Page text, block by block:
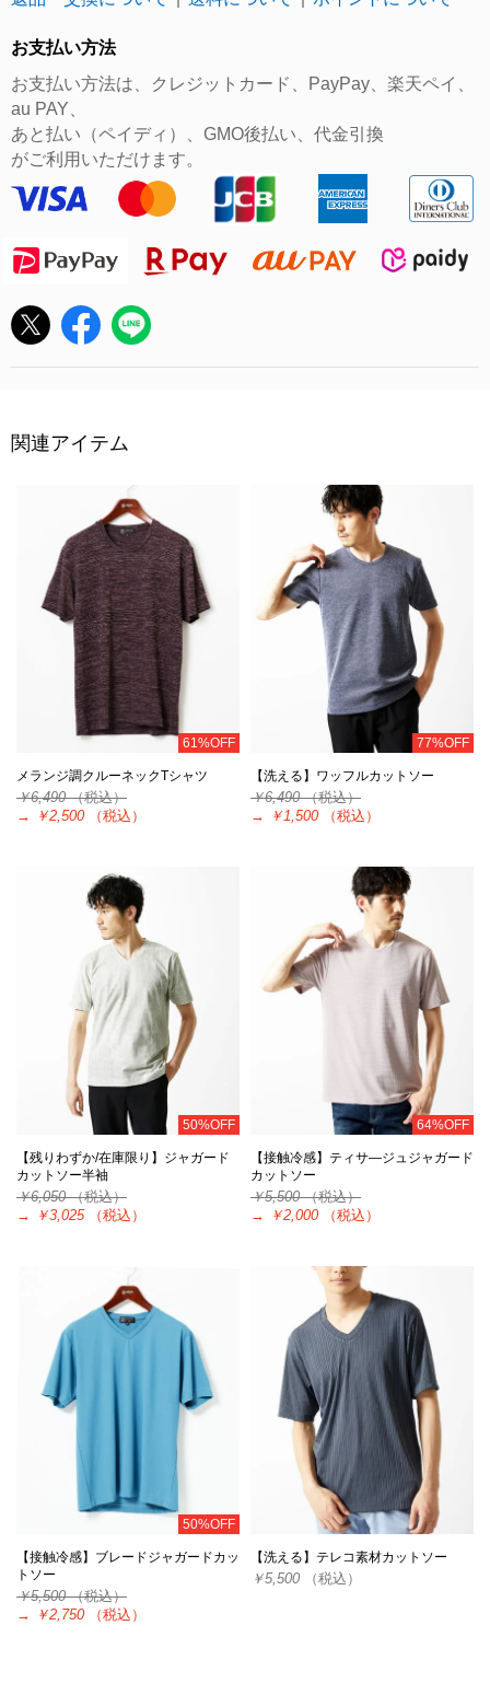
お支払い方法
お支払い方法は、クレジットカード、PayPay、楽天ペイ、
au PAY、
あと払い（ペイディ）、GMO後払い、代金引換
がご利用いただけます。
関連アイテム
61%OFF
メランジ調クルーネックTシャツ
￥6,490（税込）
→
￥2,500 （税込）
77%OFF
【洗える】ワッフルカットソー
￥6,490（税込）
→
￥1,500 （税込）
50%OFF
【残りわずか/在庫限り】ジャガード
カットソー半袖
￥6,050（税込）
→
￥3,025 （税込）
64%OFF
【接触冷感】ティサ―ジュジャガード
カットソー
￥5,500（税込）
→
￥2,000 （税込）
50%OFF
【接触冷感】ブレードジャガードカッ
トソー
￥5,500（税込）
→
￥2,750 （税込）
【洗える】テレコ素材カットソー
￥5,500 （税込）